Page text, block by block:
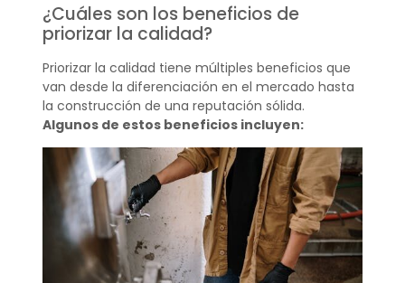
¿Cuáles son los beneficios de
priorizar la calidad?
Priorizar la calidad tiene múltiples beneficios que
van desde la diferenciación en el mercado hasta
la construcción de una reputación sólida.
Algunos de estos beneficios incluyen: